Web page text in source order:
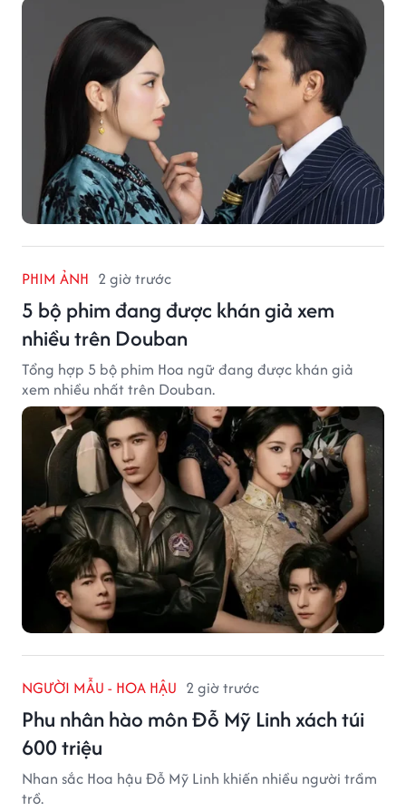
PHIM ẢNH 2 giờ trước
5 bộ phim đang được khán giả xem
nhiều trên Douban
Tổng hợp 5 bộ phim Hoa ngữ đang được khán giả
xem nhiều nhất trên Douban.
NGƯỜI MẪU - HOA HẬU 2 giờ trước
Phu nhân hào môn Đỗ Mỹ Linh xách túi
600 triệu
Nhan sắc Hoa hậu Đỗ Mỹ Linh khiến nhiều người trầm
trồ.